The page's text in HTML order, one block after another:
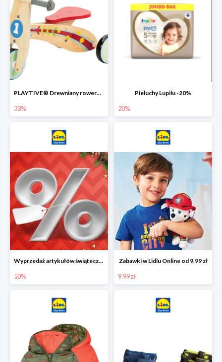
PLAYTIVE® Drewniany rowerek biegowy -33%
33%
Pieluchy Lupilu -20%
20%
Wyprzedaż artykułów świątecznych w Lidlu Online
50%
Zabawki w Lidlu Online od 9.99 zł
9.99 zł